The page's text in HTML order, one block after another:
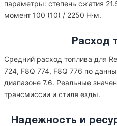
параметры: степень сжатия
момент 100 (10) / 2250 Н·м.
Расход
Средний расход топлива для
724, F8Q 774, F8Q 776 по
диапазоне 7.6. Реальные
трансмиссии и стиля езды.
Надежность и